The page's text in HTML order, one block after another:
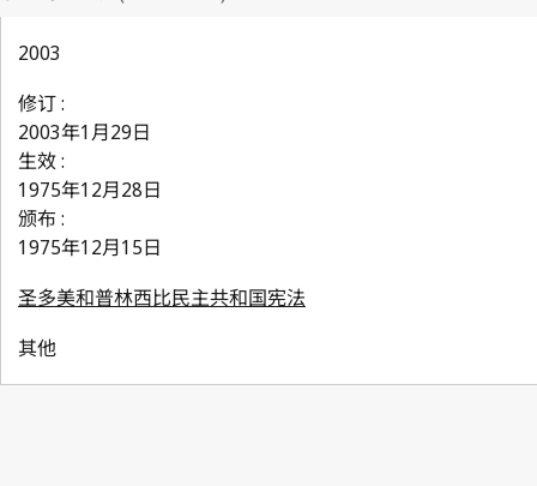
2003
修订 :
2003年1月29日
生效 :
1975年12月28日
颁布 :
1975年12月15日
圣多美和普林西比民主共和国宪法
其他